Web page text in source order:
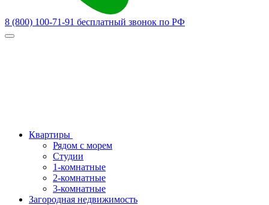
8 (800) 100-71-91 бесплатный звонок по РФ
Квартиры
Рядом с морем
Студии
1-комнатные
2-комнатные
3-комнатные
Загородная недвижимость